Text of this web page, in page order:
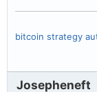
bitcoin strategy
Josepheneft